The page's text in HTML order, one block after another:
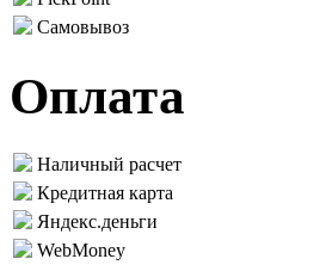
Самовывоз
Оплата
Наличный расчет
Кредитная карта
Яндекс.деньги
WebMoney